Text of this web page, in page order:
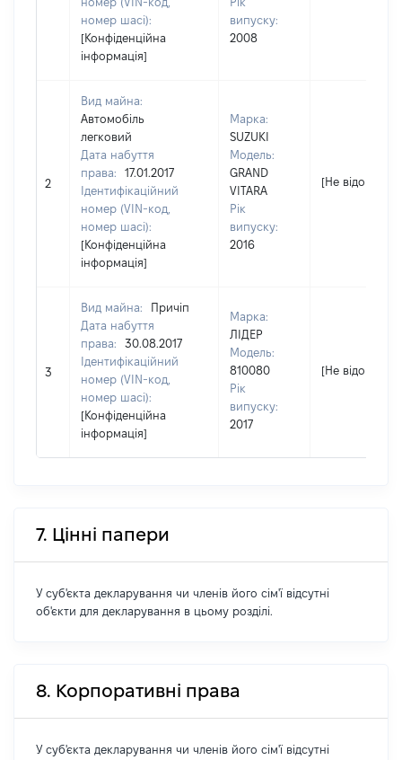
номер шасі):
[Конфіденційна
інформація]
випуску:
2008
2
Вид майна:
Автомобіль
легковий
Дата набуття
права:
17.01.2017
Ідентифікаційний
номер (VIN-код,
номер шасі):
[Конфіденційна
інформація]
Марка:
SUZUKI
Модель:
GRAND
VITARA
Рік
випуску:
2016
[Не відомо]
3
Вид майна:
Причіп
Дата набуття
права:
30.08.2017
Ідентифікаційний
номер (VIN-код,
номер шасі):
[Конфіденційна
інформація]
Марка:
ЛІДЕР
Модель:
810080
Рік
випуску:
2017
[Не відомо]
7. Цінні папери
У суб'єкта декларування чи членів його сім'ї відсутні
об'єкти для декларування в цьому розділі.
8. Корпоративні права
У суб'єкта декларування чи членів його сім'ї відсутні